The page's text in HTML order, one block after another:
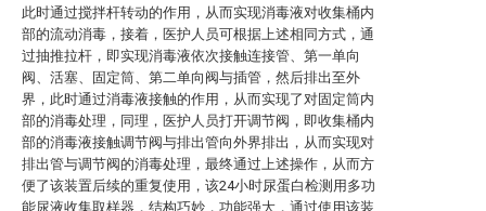
此时通过搅拌杆转动的作用，从而实现消毒液对收集桶内
部的流动消毒，接着，医护人员可根据上述相同方式，通
过抽推拉杆，即实现消毒液依次接触连接管、第一单向
阀、活塞、固定筒、第二单向阀与插管，然后排出至外
界，此时通过消毒液接触的作用，从而实现了对固定筒内
部的消毒处理，同理，医护人员打开调节阀，即收集桶内
部的消毒液接触调节阀与排出管向外界排出，从而实现对
排出管与调节阀的消毒处理，最终通过上述操作，从而方
便了该装置后续的重复使用，该24小时尿蛋白检测用多功
能尿液收集取样器，结构巧妙，功能强大，通过使用该装